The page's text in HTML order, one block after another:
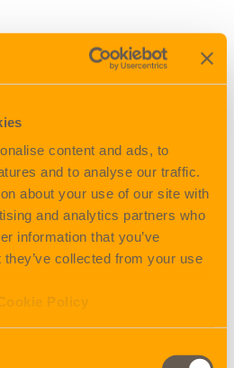
content and ads, to
and to analyse our traffic.
about your use of our site with
and analytics partners who
information that you’ve
collected from your use
Policy
yllättänyt positiivisesti meidät
Edellisen viikon LCL-lähtömme
buukattu, mutta vielä
mukaan. Kuljetusaika
14 päivää! Laskuristamme
kaikkialta Kiinasta nopeasti ja